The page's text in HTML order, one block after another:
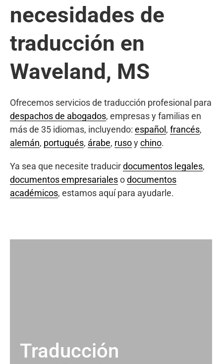
necesidades de
traducción en
Waveland, MS
Ofrecemos servicios de traducción profesional para
despachos de abogados, empresas y familias en
más de 35 idiomas, incluyendo: español , francés,
alemán, portugués, árabe, rusoychino.
Ya sea que necesite traducirdocumentos legales,
documentos empresarialesodocumentos
académicos, estamos aquí para ayudarle.
Traducción